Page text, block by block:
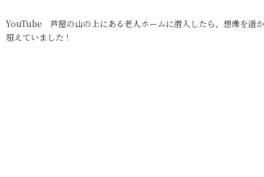
YouTube 芦屋の山の上にある老人ホームに潜入したら、想像を遥
超えていました！